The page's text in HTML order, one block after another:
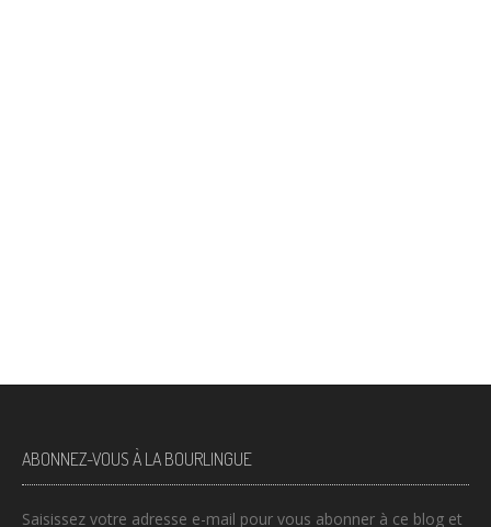
ABONNEZ-VOUS À LA BOURLINGUE
Saisissez votre adresse e-mail pour vous abonner à ce blog et